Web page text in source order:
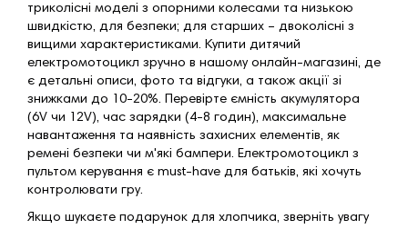
триколісні моделі з опорними колесами та низькою
швидкістю, для безпеки; для старших – двоколісні з
вищими характеристиками. Купити дитячий
електромотоцикл зручно в нашому онлайн-магазині, де
є детальні описи, фото та відгуки, а також акції зі
знижками до 10-20%. Перевірте ємність акумулятора
(6V чи 12V), час зарядки (4-8 годин), максимальне
навантаження та наявність захисних елементів, як
ремені безпеки чи м'які бампери. Електромотоцикл з
пультом керування є must-have для батьків, які хочуть
контролювати гру.
Якщо шукаєте подарунок для хлопчика, зверніть увагу